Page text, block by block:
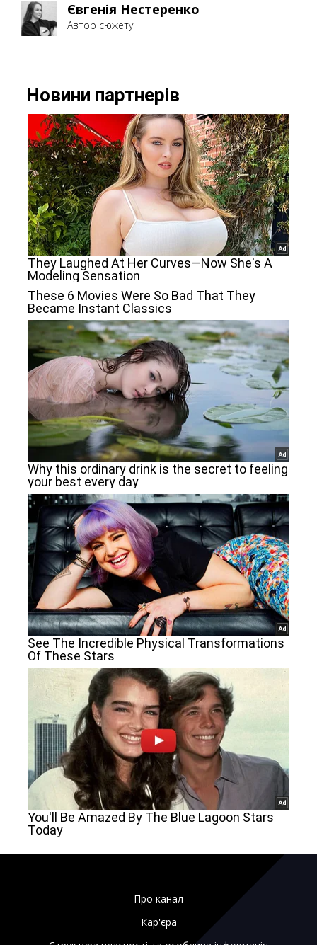
Євгенія Нестеренко
Автор сюжету
Про канал
Кар'єра